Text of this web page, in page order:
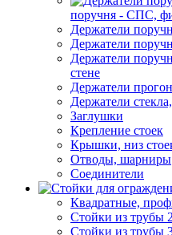
поручня - СПС,
Держатели
Держатели
Держатели
стене
Держатели
Держатели
Заглушки
Крепление стоек
Крышки, низ
Отводы, шарниры
Соединители
Квадратные,
Стойки из трубы
Стойки из трубы